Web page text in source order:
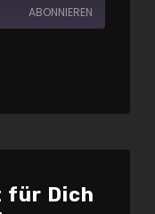
ABONNIEREN
für Dich